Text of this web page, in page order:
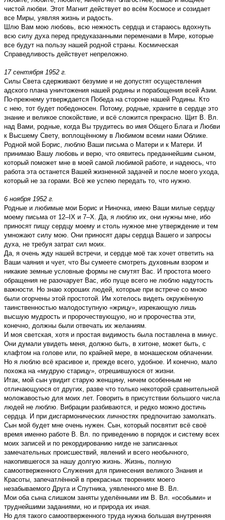
чистой любви. Этот Магнит действует во всём Космосе и созидает
все Миры, уявляя жизнь и радость.
Шлю Вам мою любовь, всю нежность сердца и стараюсь вдохнуть
всю силу духа перед предуказанными переменами в Мире, которые
все будут на пользу нашей родной страны. Космическая
Справедливость действует непреложно.
17 сентября 1952 г.
Силы Света сдерживают безумие и не допустят осуществления
адского плана уничтожения нашей родины и порабощения всей Азии.
По-прежнему утверждается Победа на стороне нашей Родины. Кто
с нею, тот будет победоносен. Потому, родные, храните в сердце это
знание и великое спокойствие, и всё сложится прекрасно. Щит В. Вл.
над Вами, родные, когда Вы трудитесь во имя Общего Блага и Любви
к Высшему Свету, воплощённому в Любимом всеми нами Облике.
Родной мой Борис, люблю Ваши письма о Матери и к Матери. И
принимаю Вашу любовь и верю, что оявитесь преданнейшим сыном,
который поможет мне в моей самой любимой работе, и надеюсь, что
работа эта останется Вашей жизненной задачей и после моего ухода,
который не за горами. Всё же успею передать то, что нужно.
6 ноября 1952 г.
Родные и любимые мои Борис и Ниночка, имею Ваши милые сердцу
моему письма от 12–IX и 7–X. Да, я люблю их, они нужны мне, ибо
приносят пищу сердцу моему и столь нужное мне утверждение и тем
умножают силу мою. Они приносят дары сердца Вашего и запросы
духа, не требуя затрат сил моих.
Да, я очень жду нашей встречи, и сердце моё так хочет ответить на
Ваши чаяния и чует, что Вы сумеете смотреть духовным взором и
никакие земные условные формы не смутят Вас. И простота моего
обращения не разочарует Вас, ибо пуще всего не люблю надутость
важности. Но знаю хороших людей, которые при встрече со мною
были огорчены этой простотой. Им хотелось видеть окружённую
таинственностью малодоступную «жрицу», изрекающую лишь
высшую мудрость и пророчествующую, но и пророчества эти,
конечно, должны были отвечать их желаниям.
И моя светская, хотя и простая видимость была поставлена в минус.
Они думали увидеть меня, должно быть, в хитоне, может быть, с
клафтом на голове или, по крайней мере, в монашеском облачении.
Но я люблю всё красивое и, прежде всего, удобное. И конечно, мало
похожа на «мудрую старицу», отрешившуюся от жизни.
Итак, мой сын увидит старую женщину, ничем особенным не
отличающуюся от других, разве что только некоторой сравнительной
моложавостью для моих лет. Говорить в присутствии большого числа
людей не люблю. Вибрации разбиваются, и редко можно достичь
сердца. И при дисгармонических личностях предпочитаю замолкать.
Сын мой будет мне очень нужен. Сын, который посвятит всё своё
время именно работе В. Вл. по приведению в порядок и систему всех
моих записей и по рекордированию нигде не записанных
замечательных происшествий, явлений и всего ­необычного,
накопившегося за нашу долгую жизнь. Жизнь, полную
самоотверженного Служения для принесения великого Знания и
Красоты, запечатлённой в прекрасных творениях моего
незабываемого Друга и Спутника, уявленного мне В. Вл.
Мои оба сына слишком заняты уделёнными им В. Вл. «особыми» и
труднейшими заданиями, но и природа их иная.
Но для такого самоотверженного труда нужна большая внутренняя